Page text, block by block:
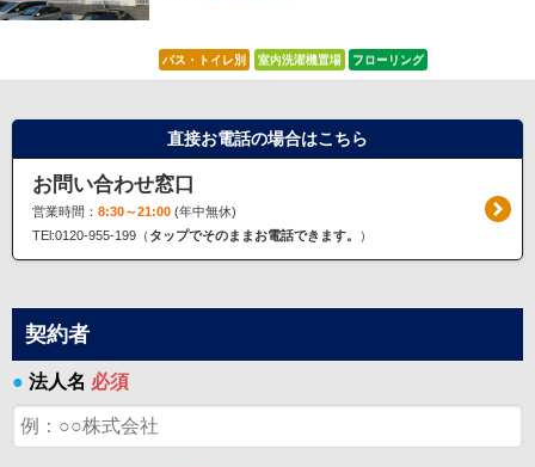
バス・トイレ別 室内洗濯機置場 フローリング
直接お電話の場合はこちら
お問い合わせ窓口
営業時間： 8:30～21:00(年中無休)
TEl:0120-955-199（ タップでそのままお電話できます。 ）
契約者
● 法人名 必須